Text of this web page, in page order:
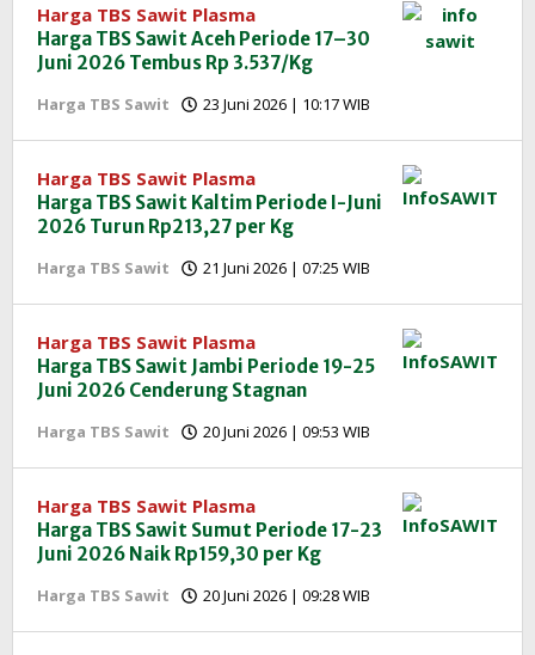
Harga TBS Sawit Plasma
Harga TBS Sawit Aceh Periode 17–30
Juni 2026 Tembus Rp 3.537/Kg
Harga TBS Sawit 23 Juni 2026 | 10:17 WIB
InfoSAWIT
Harga TBS Sawit Plasma
Harga TBS Sawit Kaltim Periode I-Juni
2026 Turun Rp213,27 per Kg
Harga TBS Sawit 21 Juni 2026 | 07:25 WIB
InfoSAWIT
Harga TBS Sawit Plasma
Harga TBS Sawit Jambi Periode 19-25
Juni 2026 Cenderung Stagnan
Harga TBS Sawit 20 Juni 2026 | 09:53 WIB
InfoSAWIT
Harga TBS Sawit Plasma
Harga TBS Sawit Sumut Periode 17-23
Juni 2026 Naik Rp159,30 per Kg
Harga TBS Sawit 20 Juni 2026 | 09:28 WIB
InfoSAWIT